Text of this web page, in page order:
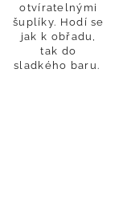
otvíratelnými
šuplíky. Hodí se
jak k obřadu,
tak do
sladkého baru.